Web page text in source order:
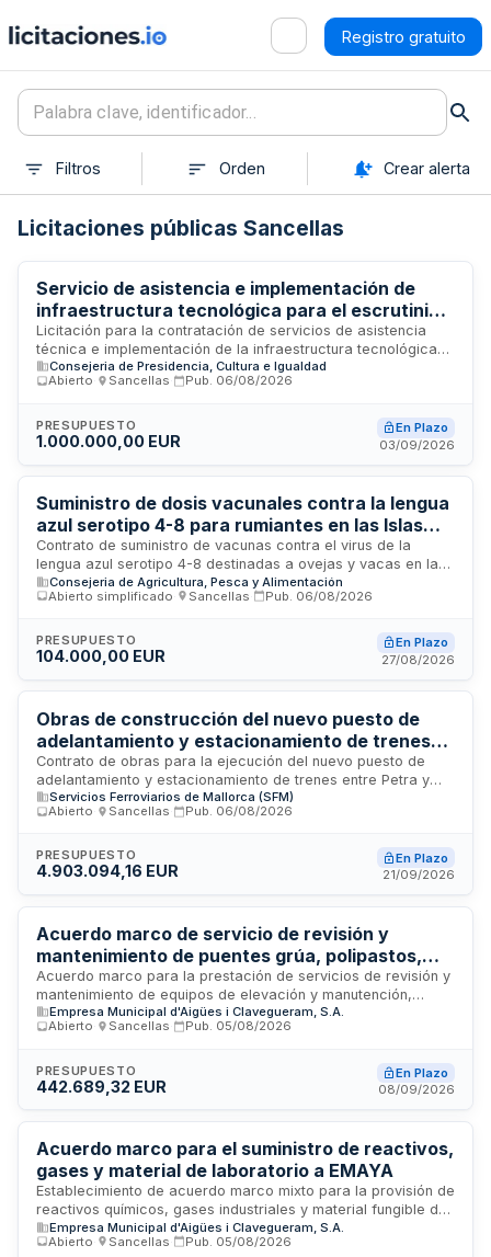
Registro gratuito
Filtros Orden Crear alerta
Licitaciones públicas Sancellas
Servicio de asistencia e implementación de
infraestructura tecnológica para el escrutinio
de procesos electorales del Parlamento de las
Islas Baleares y Consejos Insulares de 2027
Licitación para la contratación de servicios de asistencia
técnica e implementación de la infraestructura tecnológica
requerida para el escrutinio de los procesos electorales al
Parlamento de las Islas Baleares y los Consejos Insulares de
recogida de datos, procesamiento mediante la aplicación de
la Ley de Hont, difusión de resultados provisionales y apoyo
Consejeria de Presidencia, Cultura e Igualdad
Abierto
Sancellas Pub. 06/08/2026
PRESUPUESTO
1.000.000,00 EUR
En Plazo
03/09/2026
Suministro de dosis vacunales contra la lengua
azul serotipo 4-8 para rumiantes en las Islas
Baleares
Contrato de suministro de vacunas contra el virus de la
lengua azul serotipo 4-8 destinadas a ovejas y vacas en las
Islas Baleares. La Consejería de Agricultura, Pesca y Medio
Natural licita la adquisición de doscientas mil dosis para el
hasta noviembre de 2026. El procedimiento es de
adjudicación abierto simplificado mediante licitación
técnica acreditada en el sector farmacéutico veterinario.
Consejeria de Agricultura, Pesca y Alimentación
Abierto simplificado
Sancellas Pub. 06/08/2026
PRESUPUESTO
104.000,00 EUR
En Plazo
27/08/2026
Obras de construcción del nuevo puesto de
adelantamiento y estacionamiento de trenes
entre Petra y Manacor en la red de Serveis
Ferroviaris de Mallorca
Contrato de obras para la ejecución del nuevo puesto de
adelantamiento y estacionamiento de trenes entre Petra y
Manacor en el tramo Enllaç-Manacor de la red de Serveis
Ferroviaris de Mallorca. El proyecto incluye trabajos de obra
gestión de frecuencias y la regularidad del servicio
ferroviario. Los trabajos se dividen en dos lotes: obra civil e
ferroviaria y demás elementos constructivos requeridos.
Servicios Ferroviarios de Mallorca (SFM)
Abierto
Sancellas Pub. 06/08/2026
PRESUPUESTO
4.903.094,16 EUR
En Plazo
21/09/2026
Acuerdo marco de servicio de revisión y
mantenimiento de puentes grúa, polipastos,
puertas abatibles y correderas - EMAYA
Acuerdo marco para la prestación de servicios de revisión y
mantenimiento de equipos de elevación y manutención,
incluyendo puentes grúa, polipastos, puertas abatibles y
correderas. Licita el Consejo de Administración de EMAYA
debe garantizar un mínimo del veinte por ciento del personal
con contrato fijo o indefinido y presentar documentación en
conservadora de aparatos de elevación y como instaladora
de baja tensión.
Empresa Municipal d'Aigües i Clavegueram, S.A.
Abierto
Sancellas Pub. 05/08/2026
PRESUPUESTO
442.689,32 EUR
En Plazo
08/09/2026
Acuerdo marco para el suministro de reactivos,
gases y material de laboratorio a EMAYA
Establecimiento de acuerdo marco mixto para la provisión de
reactivos químicos, gases industriales y material fungible de
laboratorio a EMAYA mediante suministro programado y bajo
pedido. El contrato, sujeto a regulación armonizada, se
Empresa Municipal d'Aigües i Clavegueram, S.A.
Abierto
Sancellas Pub. 05/08/2026